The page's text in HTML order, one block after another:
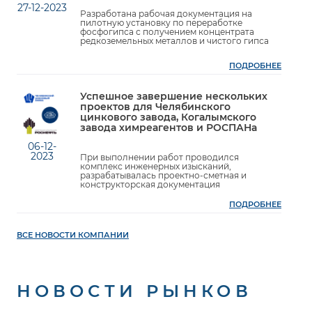
27-12-2023
Разработана рабочая документация на
пилотную установку по переработке
фосфогипса с получением концентрата
редкоземельных металлов и чистого гипса
ПОДРОБНЕЕ
06-12-
2023
Успешное завершение нескольких
проектов для Челябинского
цинкового завода, Когалымского
завода химреагентов и РОСПАНа
При выполнении работ проводился
комплекс инженерных изысканий,
разрабатывалась проектно-сметная и
конструкторская документация
ПОДРОБНЕЕ
ВСЕ НОВОСТИ КОМПАНИИ
НОВОСТИ РЫНКОВ